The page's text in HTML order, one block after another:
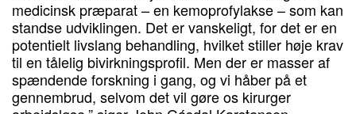
medicinsk præparat – en kemoprofylakse – som kan
standse udviklingen. Det er vanskeligt, for det er en
potentielt livslang behandling, hvilket stiller høje krav
til en tålelig bivirkningsprofil. Men der er masser af
spændende forskning i gang, og vi håber på et
gennembrud, selvom det vil gøre os kirurger